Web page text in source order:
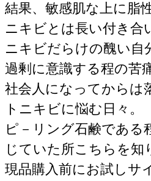
結果、敏感肌な上に脂
ニキビとは長い付き合
ニキビだらけの醜い自
過剰に意識する程の苦
社会人になってからは
トニキビに悩む日々。
ピ－リング石鹸である
じていた所こちらを知
現品購入前にお試しサ